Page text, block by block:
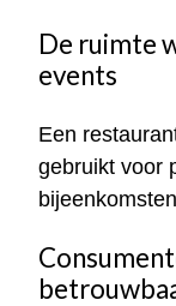
De ruimte
events
Een
gebruikt voor